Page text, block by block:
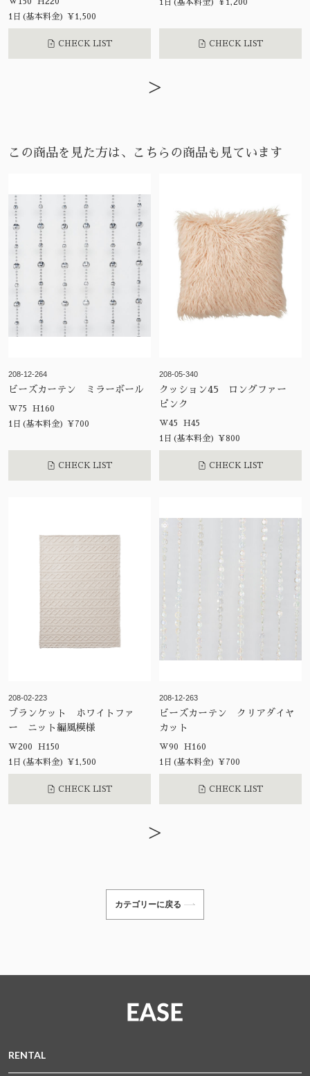
1日(基本料金) ¥1,500
CHECK LIST
1日(基本料金) ¥1,200
CHECK LIST
>
この商品を見た方は、こちらの商品も見ています
208-12-264
ビーズカーテン ミラーボール
W75 H160
1日(基本料金) ¥700
CHECK LIST
208-05-340
クッション45 ロングファー
ピンク
W45 H45
1日(基本料金) ¥800
CHECK LIST
208-02-223
ブランケット ホワイトファ
ー ニット編風模様
W200 H150
1日(基本料金) ¥1,500
CHECK LIST
208-12-263
ビーズカーテン クリアダイヤ
カット
W90 H160
1日(基本料金) ¥700
CHECK LIST
>
カテゴリーに戻る
RENTAL